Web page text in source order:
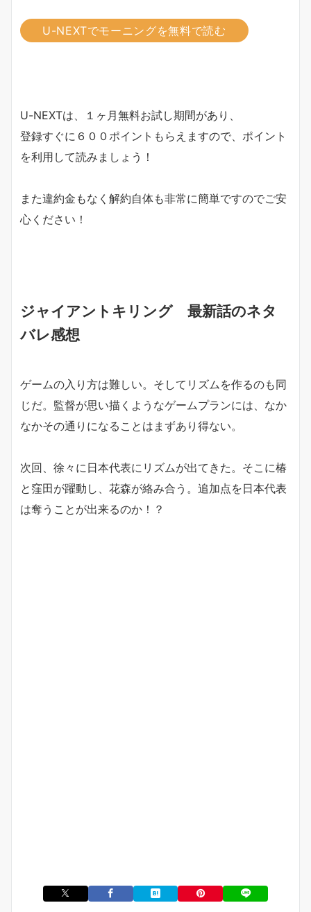
U-NEXTでモーニングを無料で読む
U-NEXTは、１ヶ月無料お試し期間があり、
登録すぐに６００ポイントもらえますので、ポイント
を利用して読みましょう！
また違約金もなく解約自体も非常に簡単ですのでご安
心ください！
ジャイアントキリング 最新話のネタ
バレ感想
ゲームの入り方は難しい。そしてリズムを作るのも同
じだ。監督が思い描くようなゲームプランには、なか
なかその通りになることはまずあり得ない。
次回、徐々に日本代表にリズムが出てきた。そこに椿
と窪田が躍動し、花森が絡み合う。追加点を日本代表
は奪うことが出来るのか！？